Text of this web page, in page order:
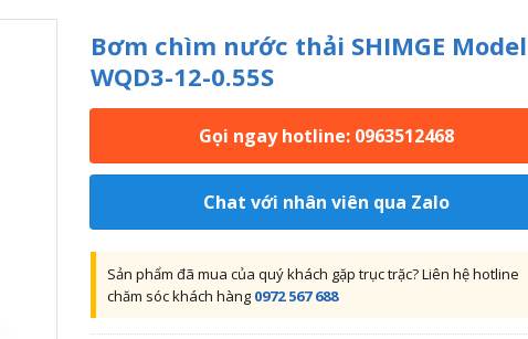
Bơm chìm nước thải SHIMGE Model
WQD3-12-0.55S
Gọi ngay hotline: 0963512468
Chat với nhân viên qua Zalo
Sản phẩm đã mua của quý khách gặp trục trặc? Liên hệ hotline
chăm sóc khách hàng 0972 567 688